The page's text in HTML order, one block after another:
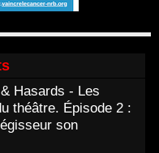
Hasards - Les
théâtre. Épisode 2 :
son